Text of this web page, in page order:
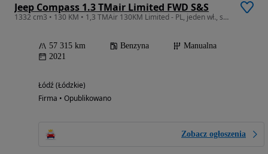
Jeep Compass 1.3 TMair Limited FWD S&S
1332 cm3 • 130 KM • 1,3 TMAir 130KM Limited - PL, jeden wł., serwis ASO, bezwypadkowy
57 315 km Benzyna
Manualna
2021
Łódź (Łódzkie)
Firma • Opublikowano
Zobacz ogłoszenia